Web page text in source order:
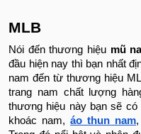
MLB
Nói đến thương hiệu mũ
đầu hiện nay thì bạn nhất
nam đến từ thương hiệu
trang nam chất lượng
thương hiệu này bạn sẽ
khoác nam, áo thun nam